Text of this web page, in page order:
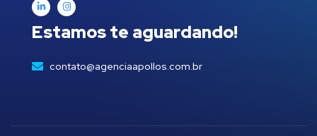
Estamos te aguardando!
contato@agenciaapollos.com.br